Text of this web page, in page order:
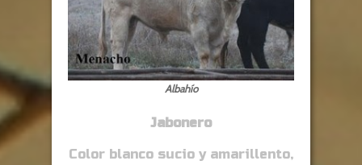
Albahío
Jabonero
Color blanco sucio y amarillento,